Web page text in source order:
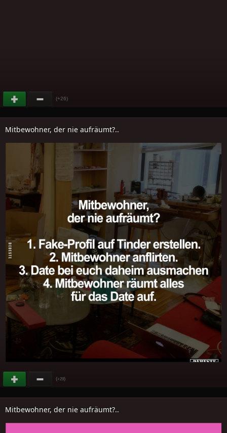
(+26)
Mitbewohner, der nie aufräumt?..
(+29)
Mitbewohner, der nie aufräumt?..